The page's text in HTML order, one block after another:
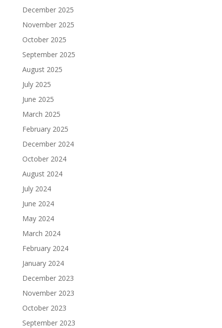
December 2025
November 2025
October 2025
September 2025
August 2025
July 2025
June 2025
March 2025
February 2025
December 2024
October 2024
August 2024
July 2024
June 2024
May 2024
March 2024
February 2024
January 2024
December 2023
November 2023
October 2023
September 2023